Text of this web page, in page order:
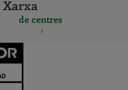
Xarxa
de centres